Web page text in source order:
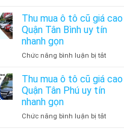
gọn
Quận
Nhuận
tín
gọn
mua
tô
giá
Quận
tín
Thu mua ô tô cũ giá cao
Quận Tân Bình uy tín
nhanh gọn
Chức năng bình luận bị tắtở
mua
giá
Thu mua ô tô cũ giá cao
Quận Tân Phú uy tín
nhanh gọn
Chức năng bình luận bị tắtở